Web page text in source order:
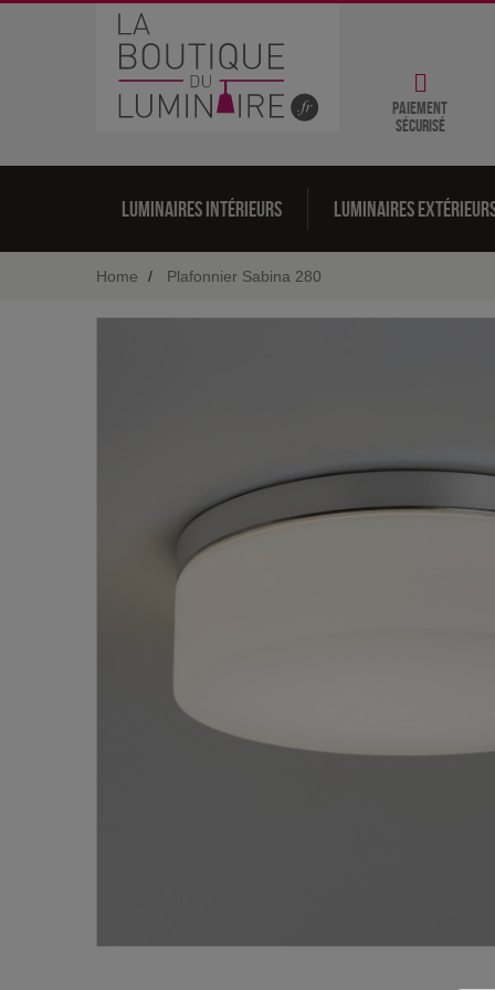
Paiement
sécurisé
Luminaires intérieurs Luminaires
Home Plafonnier Sabina 280